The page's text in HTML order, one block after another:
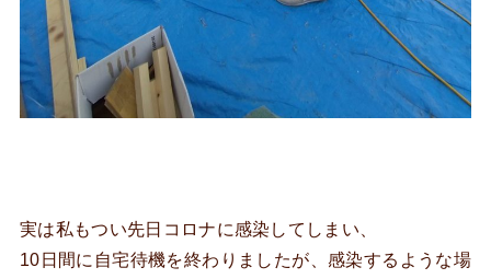
実は私もつい先日コロナに感染してしまい、
10日間に自宅待機を終わりましたが、感染するような場